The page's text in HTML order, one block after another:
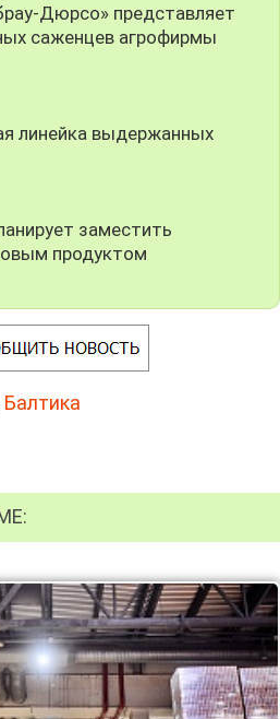
Дюрсо» представляет
саженцев агрофирмы
линейка выдержанных
заместить
продуктом
Балтика